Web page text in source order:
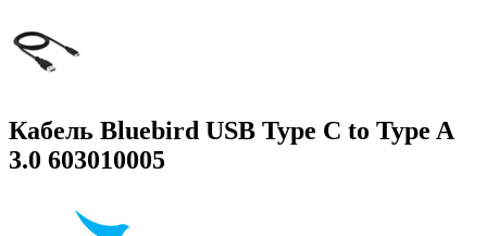
Кабель Bluebird USB Type C to Type A
3.0 603010005